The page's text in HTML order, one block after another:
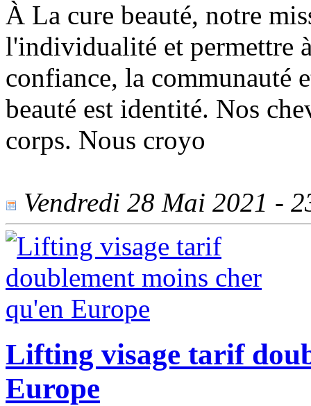
À La cure beauté, notre
l'individualité et permettre
confiance, la communauté
beauté est identité. Nos
corps. Nous croyo
Vendredi 28 Mai 2021 -
Lifting visage tarif
Europe